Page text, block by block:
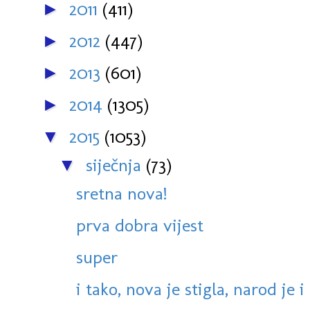
► 2011 (411)
► 2012 (447)
► 2013 (601)
► 2014 (1305)
▼ 2015 (1053)
▼ siječnja (73)
sretna nova!
prva dobra vijest
super
i tako, nova je stigla, narod je